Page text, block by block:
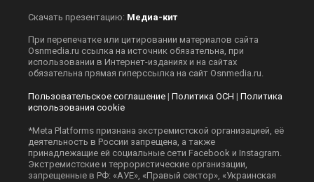
Скачать презентацию: Медиа-кит
При перепечатке или цитировании материалов сайта
Оsnmedia.ru ссылка на источник обязательна, при
использовании в Интернет-изданиях и на сайтах
обязательна прямая гиперссылка на сайт Оsnmedia.ru.
Пользовательское соглашение | Политика ОСН | Политика
использования cookie
*Meta Platforms признана экстремистской организацией, её
деятельность в России запрещена, а также
принадлежащие ей социальные сети Facebook и Instagram.
Экстремистские и террористические организации,
запрещенные в РФ: «АУЕ», «Правый сектор», «Украинская